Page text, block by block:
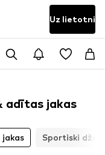
Uz lietotni
adītas jakas
Sportiski